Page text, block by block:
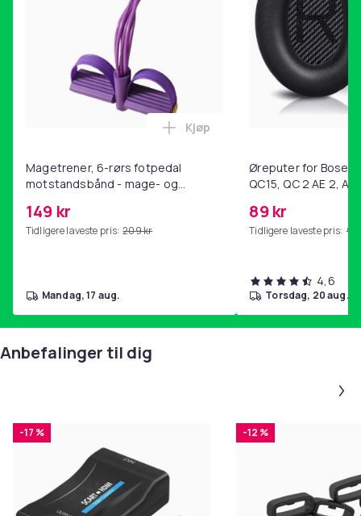
Magetrener, 6-rørs fotpedal
motstandsbånd - mage- og
hjemmegymnastikk Purple
149 kr
Tidligere laveste pris: 209 kr
Legg Magetrener, 6-rørs
Kjøp
mandag, 17 aug.
Øreputer for Bose
QC15, QC 2 AE 2, AE
89 kr
Tidligere laveste pris: 99
4,6
torsdag, 20 aug.
Anbefalinger til dig
-17 % -12 %